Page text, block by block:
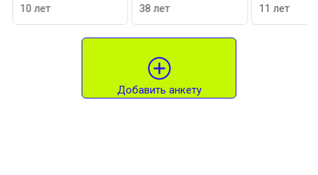
10 лет 38 лет 11 лет
Добавить анкету